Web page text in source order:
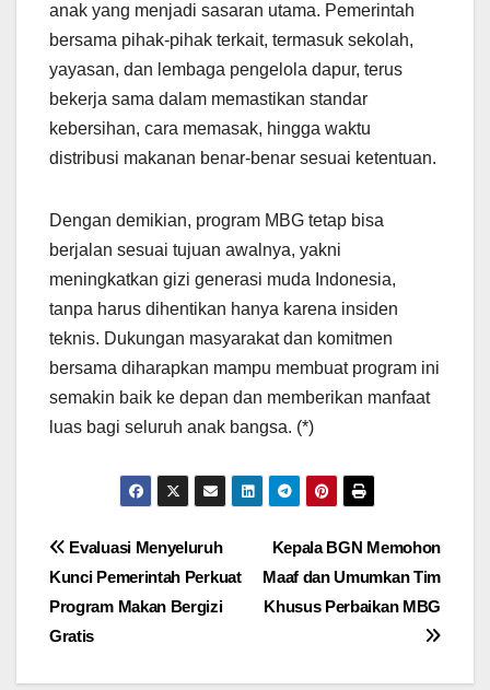
anak yang menjadi sasaran utama. Pemerintah
bersama pihak-pihak terkait, termasuk sekolah,
yayasan, dan lembaga pengelola dapur, terus
bekerja sama dalam memastikan standar
kebersihan, cara memasak, hingga waktu
distribusi makanan benar-benar sesuai ketentuan.
Dengan demikian, program MBG tetap bisa
berjalan sesuai tujuan awalnya, yakni
meningkatkan gizi generasi muda Indonesia,
tanpa harus dihentikan hanya karena insiden
teknis. Dukungan masyarakat dan komitmen
bersama diharapkan mampu membuat program ini
semakin baik ke depan dan memberikan manfaat
luas bagi seluruh anak bangsa. (*)
Post
navigation
Kepala BGN Memohon
Maaf dan Umumkan Tim
Khusus Perbaikan MBG
Evaluasi Menyeluruh
Kunci Pemerintah Perkuat
Program Makan Bergizi
Gratis